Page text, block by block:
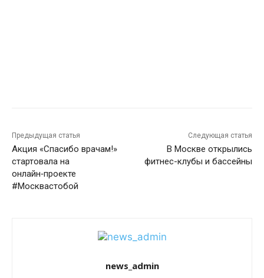
Предыдущая статья
Акция «Спасибо врачам!»
стартовала на
онлайн‑проекте
#Москвастобой
Следующая статья
В Москве открылись
фитнес-клубы и бассейны
news_admin